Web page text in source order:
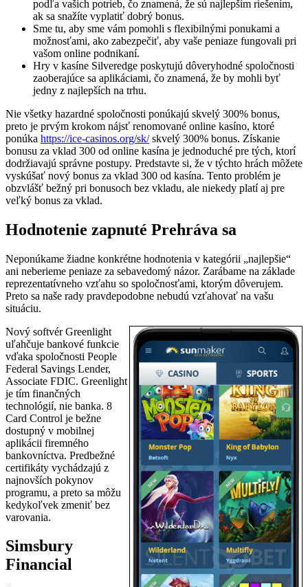
podľa vašich potrieb, čo znamená, že sú najlepším riešením,
ak sa snažíte vyplatiť dobrý bonus.
Sme tu, aby sme vám pomohli s flexibilnými ponukami a
možnosťami, ako zabezpečiť, aby vaše peniaze fungovali pri
vašom online podnikaní.
Hry v kasíne Silveredge poskytujú dôveryhodné spoločnosti
zaoberajúce sa aplikáciami, čo znamená, že by mohli byť
jedny z najlepších na trhu.
Nie všetky hazardné spoločnosti ponúkajú skvelý 300% bonus,
preto je prvým krokom nájsť renomované online kasíno, ktoré
ponúka https://ice-casinos.org/sk/skvelý 300% bonus. Získanie
bonusu za vklad 300 od online kasína je jednoduché pre tých, ktorí
dodržiavajú správne postupy. Predstavte si, že v týchto hrách môžete
vyskúšať nový bonus za vklad 300 od kasína. Tento problém je
obzvlášť bežný pri bonusoch bez vkladu, ale niekedy platí aj pre
veľký bonus za vklad.
Hodnotenie zapnuté Prehráva sa
Neponúkame žiadne konkrétne hodnotenia v kategórii „najlepšie“
ani neberieme peniaze za sebavedomý názor. Zarábame na základe
reprezentatívneho vzťahu so spoločnosťami, ktorým dôverujem.
Preto sa naše rady pravdepodobne nebudú vzťahovať na vašu
situáciu.
Nový softvér Greenlight
uľahčuje bankové funkcie
vďaka spoločnosti People
Federal Savings Lender,
Associate FDIC. Greenlight
je tím finančných
technológií, nie banka. 8
Card Control je bežne
dostupný v mobilnej
aplikácii firemného
bankovníctva. Predbežné
certifikáty vychádzajú z
najnovších pokynov
programu, a preto sa môžu
kedykoľvek zmeniť bez
varovania.
Simsbury
Financial